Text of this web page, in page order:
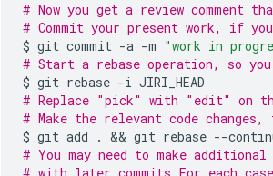
# Now you get a review comment
# Commit your present work, if
$ git commit -a -m "work in
# Start a rebase operation, so
$ git rebase -i
# Replace "pick" with "edit" on
# Make the relevant code changes,
$ git add . && git rebase
# You may need to make